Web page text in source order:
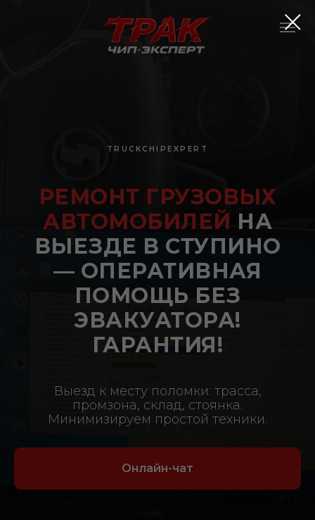
TRUCKCHIPEXPERT
РЕМОНТ ГРУЗОВЫХ
АВТОМОБИЛЕЙ НА
ВЫЕЗДЕ В СТУПИНО
— ОПЕРАТИВНАЯ
ПОМОЩЬ БЕЗ
ЭВАКУАТОРА!
ГАРАНТИЯ!
Выезд к месту поломки: трасса,
промзона, склад, стоянка.
Минимизируем простой техники.
Онлайн-чат